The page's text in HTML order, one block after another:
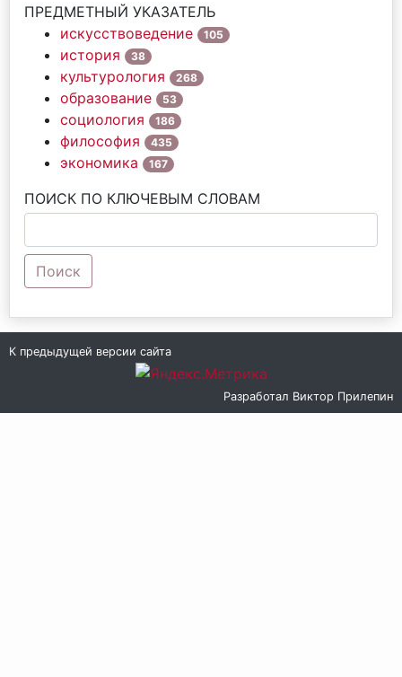
ПРЕДМЕТНЫЙ УКАЗАТЕЛЬ
искусствоведение
105
история 38
культурология 268
образование 53
социология 186
философия 435
экономика 167
ПОИСК ПО КЛЮЧЕВЫМ СЛОВАМ
Поиск
К предыдущей версии сайта
Разработал Виктор Прилепин